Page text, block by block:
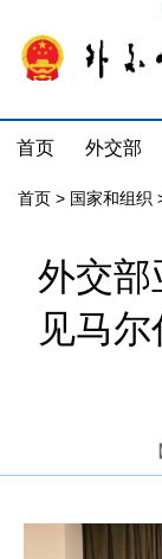
首页 外交部
首页 > 国家和组织
外交部
见马
【